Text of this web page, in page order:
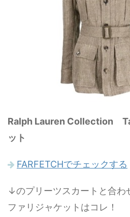
Ralph Lauren Collection
ット
FARFETCHでチェックする
↓のプリーツスカートと合わ
ファリジャケットはコレ！